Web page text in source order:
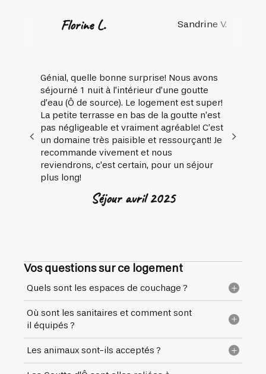
Florine L. Sandrine V.
Génial, quelle bonne surprise! Nous avons
séjourné 1 nuit à l’intérieur d’une goutte
d’eau (Ô de source). Le logement est super!
La petite terrasse en bas de la goutte n’est
pas négligeable et vraiment agréable! C’est
un domaine très paisible et ressourçant! Je
recommande vivement et nous
reviendrons, c’est certain, pour un séjour
plus long!
Séjour avril 2025
Vos questions sur ce logement
Quels sont les espaces de couchage ?
La Goutte d’O propose deux espaces de
couchage ingénieux : - une table convertible
en banquette-lit (notice fournie sur place) -
une natte suspendue offrant une vue à 180°
sur la nature. Elle convient parfaitement à 2
Où sont les sanitaires et comment sont
il équipés ?
Un bloc sanitaire est à votre disposition à
environ 20 à 100 mètres des Goutte d'Ô. Il
Les animaux sont-ils acceptés ?